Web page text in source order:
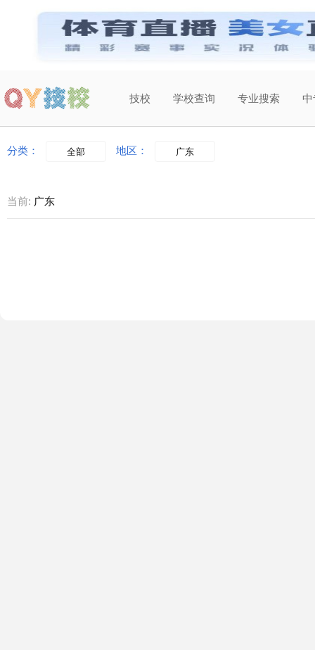
技校 学校查询 专业搜索 中
当前城市： 切换地区
分类： 全部 地区： 广东
当前: 广东